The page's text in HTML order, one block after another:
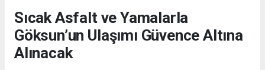
Sıcak Asfalt ve Yamalarla
Göksun’un Ulaşımı Güvence Altına
Alınacak